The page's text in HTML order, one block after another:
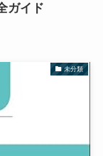
ガイド
未分類